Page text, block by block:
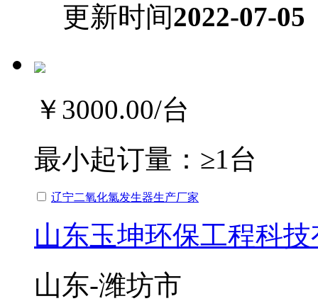
更新时间2022-07-05
￥3000.00/台
最小起订量： ≥1台
辽宁二氧化氯发生器生产厂家
山东玉坤环保工程科
山东-潍坊市